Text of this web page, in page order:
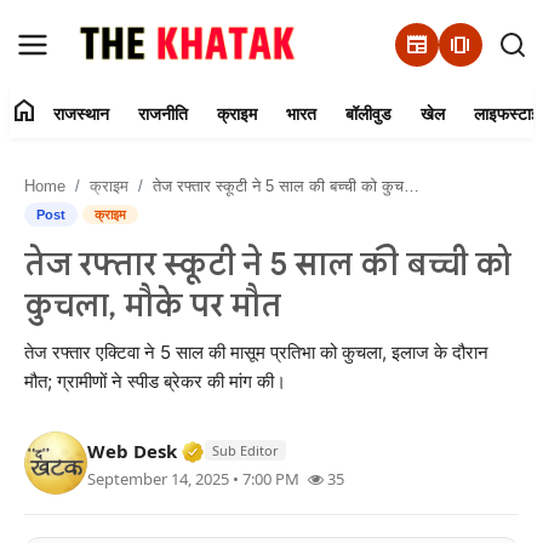
newspaper amp_stories
Contact Us
राजस्थान
क्राइम
भारत
home राजस्थान राजनीति क्राइम भारत बॉलीवुड खेल
Home क्राइम तेज रफ्तार स्कूटी ने 5 साल की बच्ची को कुचला, मौके पर मौत
Post क्राइम
तेज रफ्तार स्कूटी ने 5 साल की बच्ची को
कुचला, मौके पर मौत
तेज रफ्तार एक्टिवा ने 5 साल की मासूम प्रतिभा को कुचला, इलाज के दौरान
मौत; ग्रामीणों ने स्पीड ब्रेकर की मांग की।
Web Desk Verified Media or Organization • 11
Sub Editor
September 14, 2025 • 7:00 PM 35